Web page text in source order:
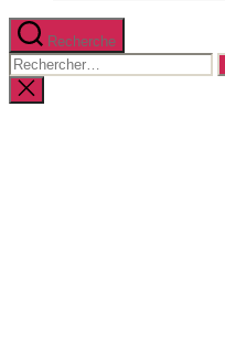
Recherche
Rechercher :
Fermer
la